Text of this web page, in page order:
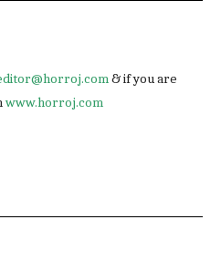
& if you are
www.horroj.com